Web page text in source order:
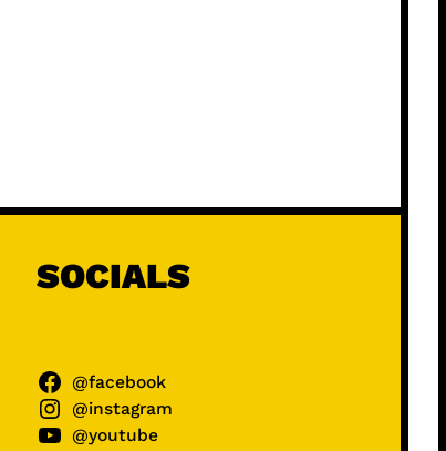
SOCIALS
@facebook
@instagram
@youtube